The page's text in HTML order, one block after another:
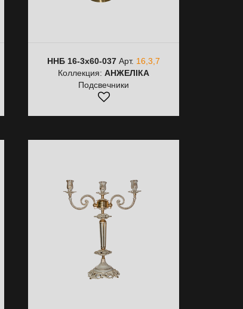
ННБ 16-3х60-037 Арт. 16,3,7
Коллекция:АНЖЕЛІКА
Подсвечники